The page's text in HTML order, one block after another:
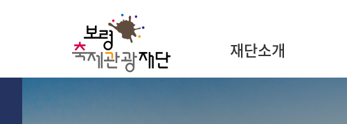
재단소개